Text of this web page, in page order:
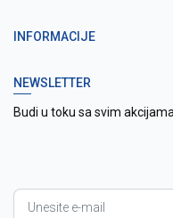
INFORMACIJE
NEWSLETTER
Budi u toku sa svim